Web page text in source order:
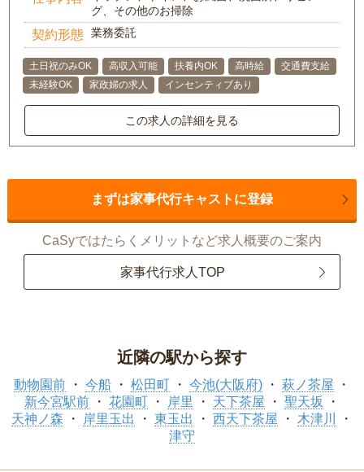
グ、その他のお掃除
契約形態 業務委託
土日祝のみOK 高収入可能 扶養内OK 高時給
交通費支給
未経験OK
家政婦の求人 インセンティブあり
この求人の詳細を見る
まずは家事代行キャストに登録
CaSyではたらくメリットなど求人概要のご案内
家事代行求人TOP
近隣の駅から探す
動物園前 今船 松田町 今池(大阪府)
萩ノ茶屋
新今宮駅前
花園町 岸里 天下茶屋
聖天坂
天神ノ森
岸里玉出 東玉出 西天下茶屋
木津川
津守